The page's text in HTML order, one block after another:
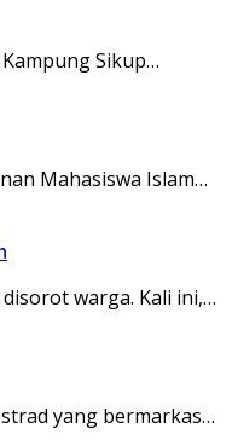
Sikup…
Mahasiswa Islam…
warga. Kali ini,…
yang bermarkas…